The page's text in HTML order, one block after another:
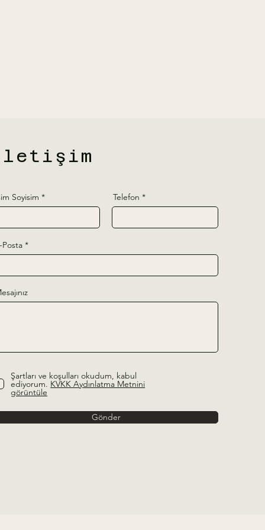
Soyisim Telefon
Posta
Şartları ve koşulları okudum, kabul
ediyorum. KVKK Aydınlatma Metnini
görüntüle
Gönder